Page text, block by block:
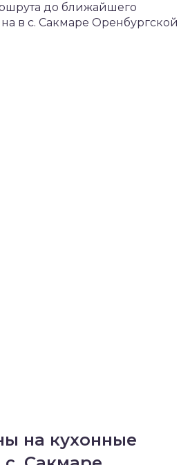
до ближайшего
в с. Сакмаре Оренбургской
на кухонные